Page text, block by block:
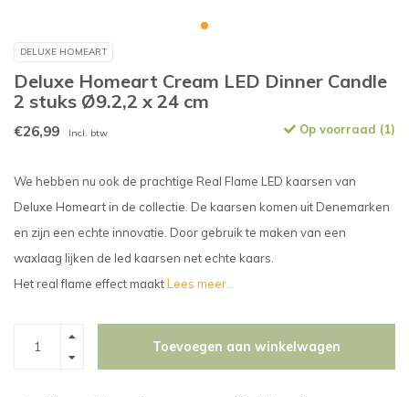
DELUXE HOMEART
Deluxe Homeart Cream LED Dinner Candle
2 stuks Ø9.2,2 x 24 cm
€26,99 Incl. btw Op voorraad (1)
We hebben nu ook de prachtige Real Flame LED kaarsen van
Deluxe Homeart in de collectie. De kaarsen komen uit Denemarken
en zijn een echte innovatie. Door gebruik te maken van een
waxlaag lijken de led kaarsen net echte kaars.
Het real flame effect maaktLees meer..
Toevoegen aan winkelwagen